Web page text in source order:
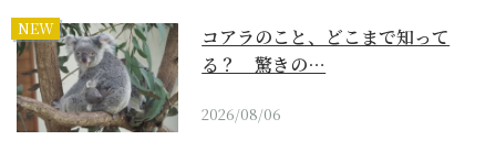
NEW
コアラのこと、どこまで知って
る？ 驚きの…
2026/08/06